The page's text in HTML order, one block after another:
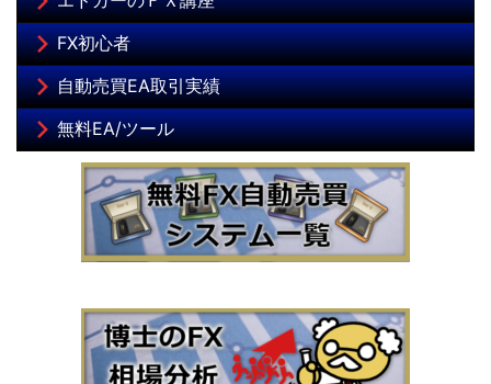
FX初心者
自動売買EA取引実績
無料EA/ツール